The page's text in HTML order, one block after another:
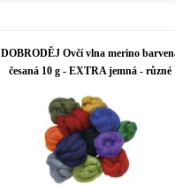
DOBRODĚJ Ovčí vlna merino
česaná 10 g - EXTRA jemná - různé